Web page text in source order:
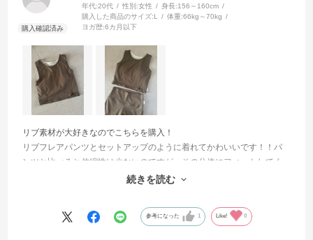
年代:20代 性別:女性 身長:156～160cm
購入した商品のサイズ:L 体重:66kg～70kg
ヨガ歴:6カ月以下
リブ素材が大好きなのでこちらを購入！
リブフレアパンツとセットアップのように着れてかわいいです！！パ
ンツと比べると伸縮性は少ないのですが、その分体にフィットしてく
れるのでズレなくてレッスンに集中できます！買ってよかった！
続きを読む
参考になった 1 Like! 0